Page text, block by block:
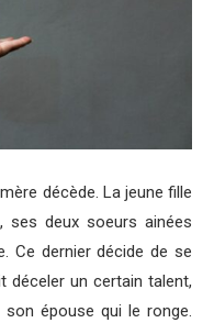
décède. La jeune fille
ses deux soeurs ainées
Ce dernier décide de se
déceler un certain talent,
épouse qui le ronge.